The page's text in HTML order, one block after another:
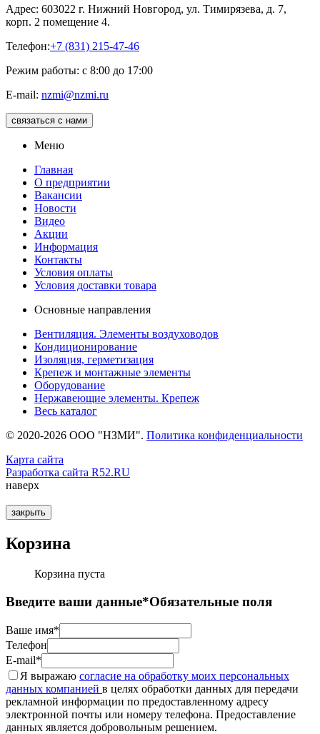
Адрес: 603022 г. Нижний Новгород, ул. Тимирязева, д. 7,
корп. 2 помещение 4.
Телефон:+7 (831) 215-47-46
Режим работы: с 8:00 до 17:00
E-mail: nzmi@nzmi.ru
связаться с нами
Меню
Главная
О предприятии
Вакансии
Новости
Видео
Акции
Информация
Контакты
Условия оплаты
Условия доставки товара
Основные направления
Вентиляция. Элементы воздуховодов
Кондиционирование
Изоляция, герметизация
Крепеж и монтажные элементы
Оборудование
Нержавеющие элементы. Крепеж
Весь каталог
© 2020-2026 ООО "НЗМИ". Политика конфиденциальности
Карта сайта
Разработка сайта R52.RU
наверх
закрыть
Корзина
Корзина пуста
Введите ваши данные*Обязательные поля
Ваше имя*
Телефон
E-mail*
Я выражаю согласие на обработку моих персональных
данных компанией в целях обработки данных для передачи
рекламной информации по предоставленному адресу
электронной почты или номеру телефона. Предоставление
данных является добровольным решением.